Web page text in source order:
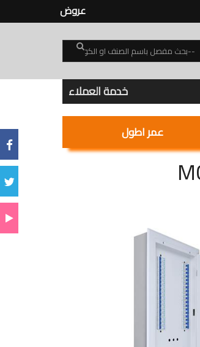
عروض
خدمة العملاء
عمر اطول